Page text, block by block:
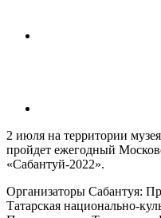
2 июля на территории
пройдет ежегодный
«Сабантуй-2022».
Организаторы Сабантуя:
Татарская национально-